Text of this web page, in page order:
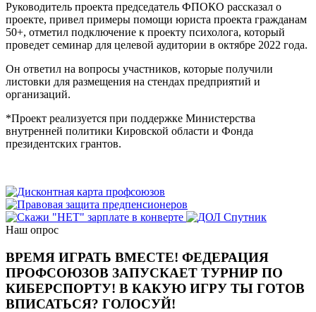
Руководитель проекта председатель ФПОКО рассказал о
проекте, привел примеры помощи юриста проекта гражданам
50+, отметил подключение к проекту психолога, который
проведет семинар для целевой аудитории в октябре 2022 года.
Он ответил на вопросы участников, которые получили
листовки для размещения на стендах предприятий и
организаций.
*Проект реализуется при поддержке Министерства
внутренней политики Кировской области и Фонда
президентских грантов.
Наш опрос
ВРЕМЯ ИГРАТЬ ВМЕСТЕ! ФЕДЕРАЦИЯ
ПРОФСОЮЗОВ ЗАПУСКАЕТ ТУРНИР ПО
КИБЕРСПОРТУ! В КАКУЮ ИГРУ ТЫ ГОТОВ
ВПИСАТЬСЯ? ГОЛОСУЙ!